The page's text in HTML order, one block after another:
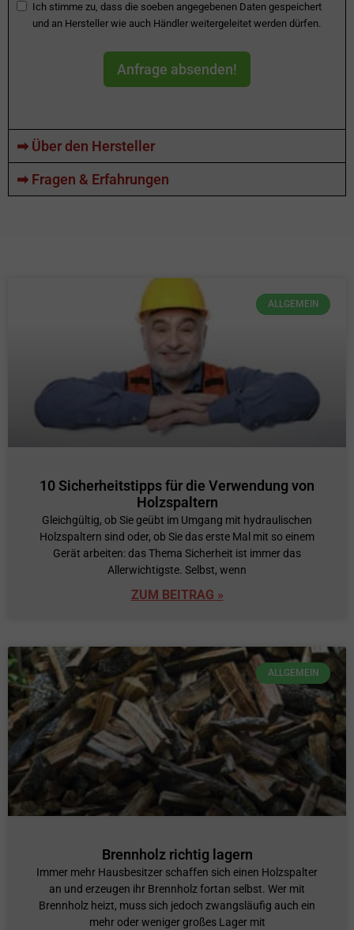
Ich stimme zu, dass die soeben angegebenen Daten gespeichert
und an Hersteller wie auch Händler weitergeleitet werden dürfen.
Anfrage absenden!
➡ Über den Hersteller
➡ Fragen & Erfahrungen
ALLGEMEIN
10 Sicherheitstipps für die Verwendung von
Holzspaltern
Gleichgültig, ob Sie geübt im Umgang mit hydraulischen
Holzspaltern sind oder, ob Sie das erste Mal mit so einem
Gerät arbeiten: das Thema Sicherheit ist immer das
Allerwichtigste. Selbst, wenn
ZUM BEITRAG »
ALLGEMEIN
Brennholz richtig lagern
Immer mehr Hausbesitzer schaffen sich einen Holzspalter
an und erzeugen ihr Brennholz fortan selbst. Wer mit
Brennholz heizt, muss sich jedoch zwangsläufig auch ein
mehr oder weniger großes Lager mit